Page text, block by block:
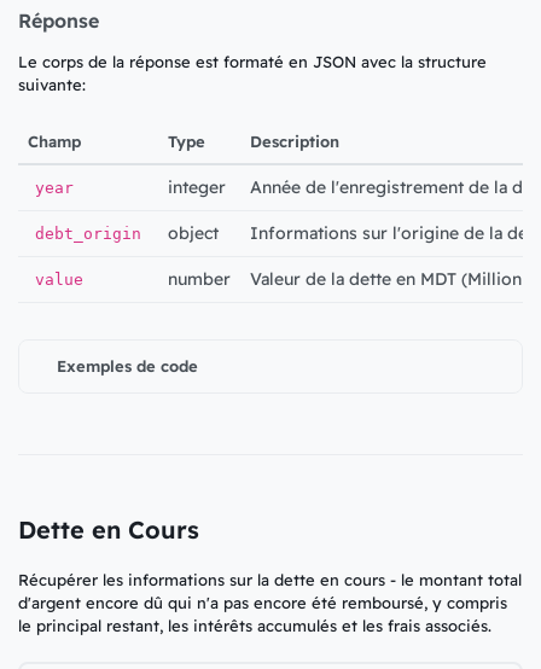
Réponse
Le corps de la réponse est formaté en JSON avec la structure
suivante:
Champ Type Description
year integer Année de l'enregistrement de la
debt_origin object Informations sur l'origine de la
value number Valeur de la dette en MDT (Million
Exemples de code
Dette en Cours
Récupérer les informations sur la dette en cours - le montant total
d'argent encore dû qui n'a pas encore été remboursé, y compris
le principal restant, les intérêts accumulés et les frais associés.